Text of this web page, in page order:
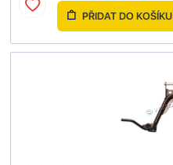
PŘIDAT DO KOŠÍKU